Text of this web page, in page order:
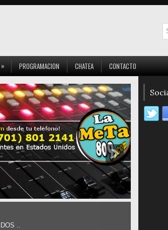
» PROGRAMACION CHATEA CONTACTO
..